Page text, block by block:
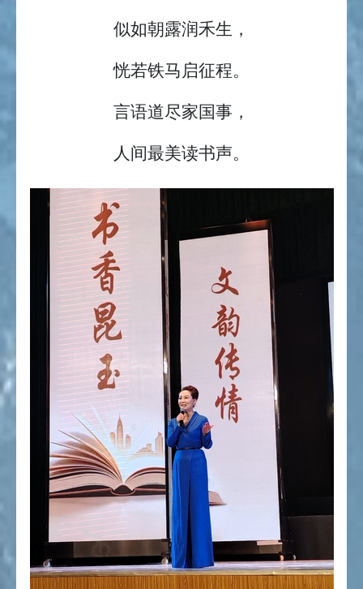
似如朝露润禾生，
恍若铁马启征程。
言语道尽家国事，
人间最美读书声。